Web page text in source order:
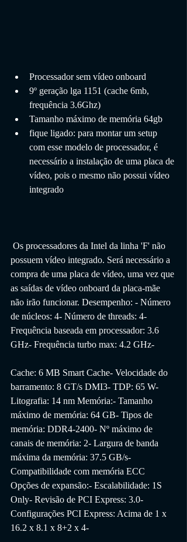
Processador sem vídeo onboard
9º geração lga 1151 (cache 6mb,
frequência 3.6Ghz)
Tamanho máximo de memória 64gb
fique ligado: para montar um setup
com esse modelo de processador, é
necessário a instalação de uma placa de
vídeo, pois o mesmo não possui vídeo
integrado
Os processadores da Intel da linha 'F' não
possuem vídeo integrado. Será necessário a
compra de uma placa de vídeo, uma vez que
as saídas de vídeo onboard da placa-mãe
não irão funcionar. Desempenho: - Número
de núcleos: 4- Número de threads: 4-
Frequência baseada em processador: 3.6
GHz- Frequência turbo max: 4.2 GHz-
Cache: 6 MB Smart Cache- Velocidade do
barramento: 8 GT/s DMI3- TDP: 65 W-
Litografia: 14 nm Memória:- Tamanho
máximo de memória: 64 GB- Tipos de
memória: DDR4-2400- Nº máximo de
canais de memória: 2- Largura de banda
máxima da memória: 37.5 GB/s-
Compatibilidade com memória ECC
Opções de expansão:- Escalabilidade: 1S
Only- Revisão de PCI Express: 3.0-
Configurações PCI Express: Acima de 1 x
16.2 x 8.1 x 8+2 x 4-